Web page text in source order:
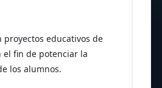
proyectos educativos de
el fin de potenciar la
los alumnos.